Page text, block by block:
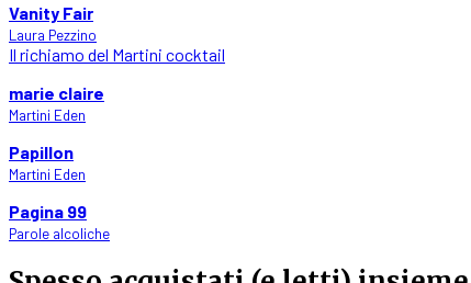
Vanity Fair
Laura Pezzino
Il richiamo del Martini cocktail
marie claire
Martini Eden
Papillon
Martini Eden
Pagina 99
Parole alcoliche